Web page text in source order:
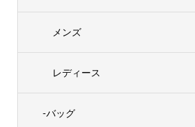
メンズ
レディース
-バッグ